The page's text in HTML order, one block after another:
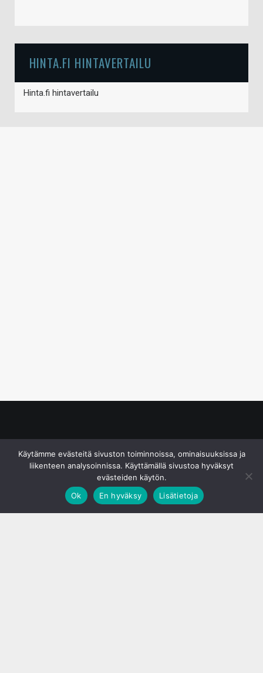
HINTA.FI HINTAVERTAILU
Hinta.fi hintavertailu
Käytämme evästeitä sivuston toiminnoissa, ominaisuuksissa ja
liikenteen analysoinnissa. Käyttämällä sivustoa hyväksyt
evästeiden käytön.
Ok
En hyväksy Lisätietoja